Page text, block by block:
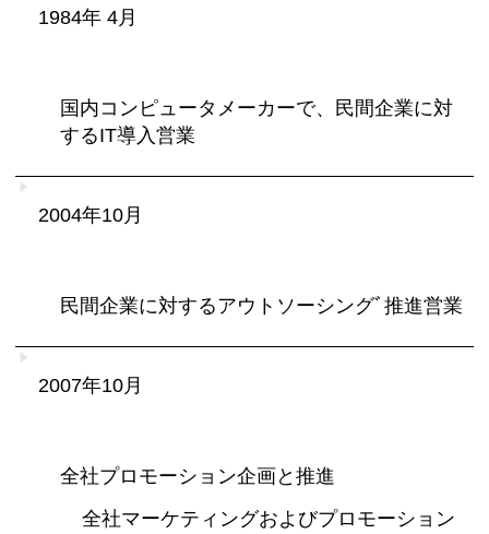
1984年 4月
国内コンピュータメーカーで、民間企業に対
するIT導入営業
2004年10月
民間企業に対するアウトソーシングﾞ推進営業
2007年10月
全社プロモーション企画と推進
全社マーケティングおよびプロモーション